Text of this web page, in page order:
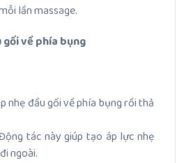
lần massage.
về phía bụng
nhẹ đầu gối về phía bụng rồi thả
tác này giúp tạo áp lực nhẹ
ngoài.